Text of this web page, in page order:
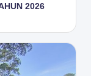
2026